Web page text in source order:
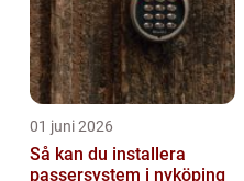
01 juni 2026
Så kan du installera
passersystem i nyköping